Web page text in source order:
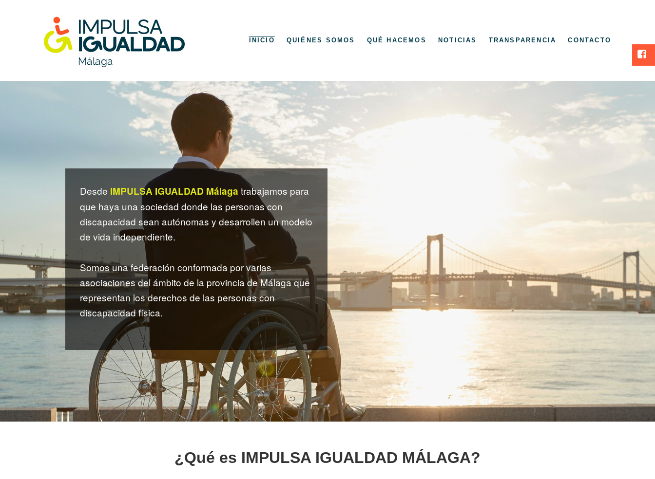
Impulsa Igualdad Málaga
II MÁLAGA
INICIO QUIÉNES SOMOS QUÉ HACEMOS NOTICIAS TRANSPARENCIA CONTACTO
IMPULSA
IGUALDAD Málaga
Desde IMPULSA IGUALDAD Málagatrabajamos para
que haya una sociedad donde las personas con
discapacidad sean autónomas y desarrollen un modelo
de vida independiente.
Somos una federación conformada por varias
asociaciones del ámbito de la provincia de Málaga que
representan los derechos de las personas con
discapacidad física.
¿Qué es IMPULSA IGUALDAD MÁLAGA?